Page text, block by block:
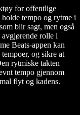
for offentlige
holde tempo og rytme i
blir sagt, men også
rolle i
Beats-appen kan
og sikre at
rytmiske takten
tempo gjennom
flyt og kadens.